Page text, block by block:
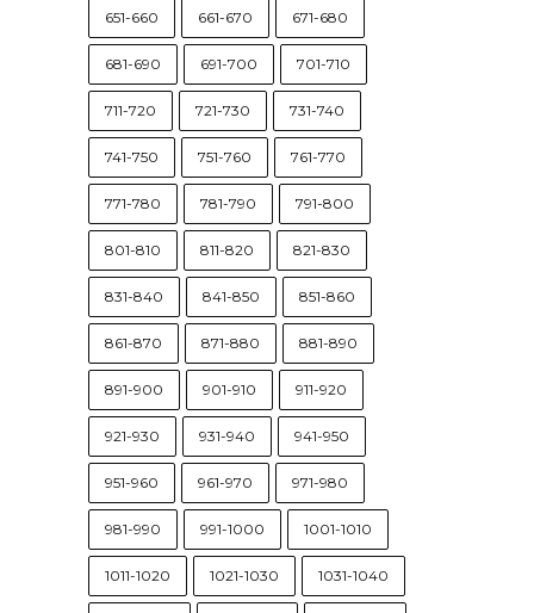
651-660 661-670 671-680
681-690 691-700 701-710
711-720 721-730 731-740
741-750 751-760 761-770
771-780 781-790 791-800
801-810 811-820 821-830
831-840 841-850 851-860
861-870 871-880 881-890
891-900 901-910 911-920
921-930 931-940 941-950
951-960 961-970 971-980
981-990 991-1000 1001-1010
1011-1020 1021-1030 1031-1040